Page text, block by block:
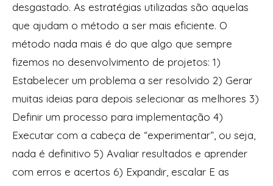
desgastado. As estratégias utilizadas são aquelas
que ajudam o método a ser mais eficiente. O
método nada mais é do que algo que sempre
fizemos no desenvolvimento de projetos: 1)
Estabelecer um problema a ser resolvido 2) Gerar
muitas ideias para depois selecionar as melhores 3)
Definir um processo para implementação 4)
Executar com a cabeça de “experimentar”, ou seja,
nada é definitivo 5) Avaliar resultados e aprender
com erros e acertos 6) Expandir, escalar E as